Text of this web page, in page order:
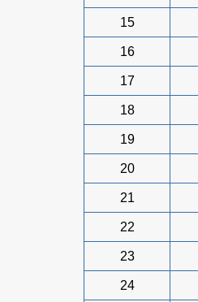
15
16
17
18
19
20
21
22
23
24